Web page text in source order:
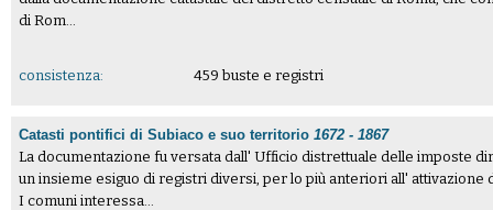
di Rom...
consistenza: 459 buste e registri
Catasti pontifici di Subiaco e suo territorio1672 - 1867
La documentazione fu versata dall' Ufficio distrettuale delle imposte
un insieme esiguo di registri diversi, per lo più anteriori all' attivazione
I comuni interessa...